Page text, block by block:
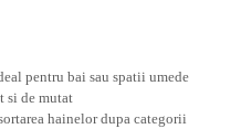
pentru bai sau spatii umede
si de mutat
hainelor dupa categorii